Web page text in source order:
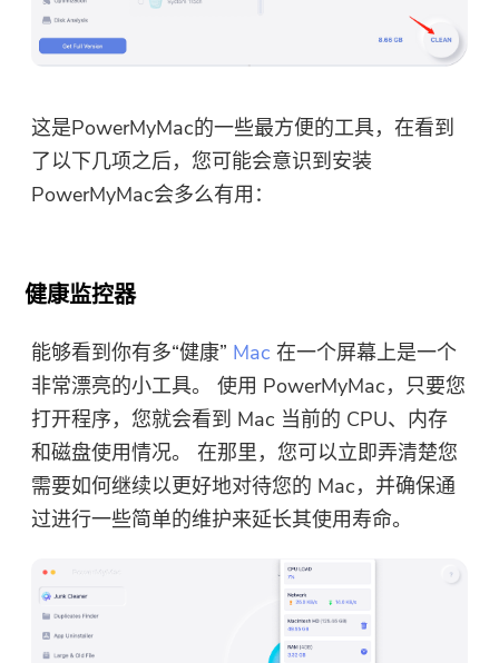
这是PowerMyMac的一些最方便的工具，在看到
了以下几项之后，您可能会意识到安装
PowerMyMac会多么有用：
健康监控器
能够看到你有多“健康” Mac 在一个屏幕上是一个
非常漂亮的小工具。 使用 PowerMyMac，只要您
打开程序，您就会看到 Mac 当前的 CPU、内存
和磁盘使用情况。 在那里，您可以立即弄清楚您
需要如何继续以更好地对待您的 Mac，并确保通
过进行一些简单的维护来延长其使用寿命。